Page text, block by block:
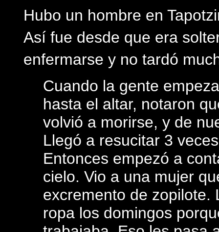
Hubo un hombre en
Así fue desde que era
enfermarse y no tardó
Cuando la gente
hasta el altar, notaron
volvió a morirse, y de
Llegó a resucitar 3
Entonces empezó a
cielo. Vio a una mujer
excremento de zopilote.
ropa los domingos